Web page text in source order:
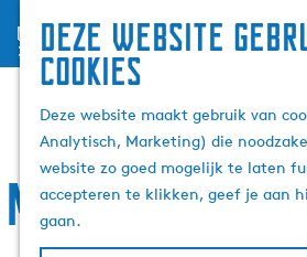
Deze website
cookies
Deze website maakt gebruik van
Analytisch, Marketing) die
website zo goed mogelijk te laten
accepteren te klikken, geef je aan
gaan.
menu
G
a
n
a
a
r
e
Friese
zichtbaar
miljoen